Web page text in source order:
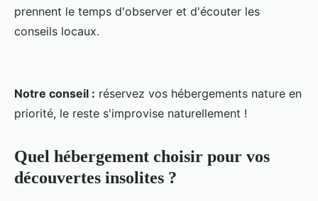
prennent le temps d'observer et d'écouter les
conseils locaux.
Notre conseil : réservez vos hébergements nature en
priorité, le reste s'improvise naturellement !
Quel hébergement choisir pour vos
découvertes insolites ?